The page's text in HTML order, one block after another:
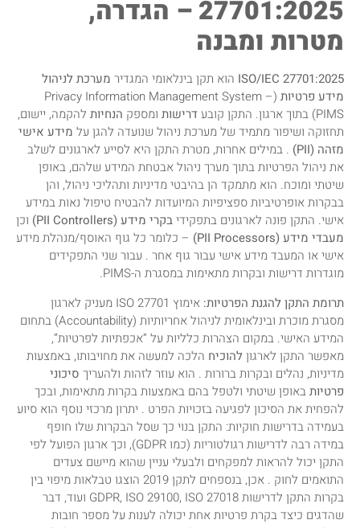
27701:2025 – הגדרה,
מטרות ומבנה
ISO/IEC 27701:2025 הוא תקן בינלאומי המגדיר מערכת לניהול
מידע פרטיות (Privacy Information Management System –
PIMS) בתוך ארגון. התקן קובע
דרישות ומספק הנחיות להקמה, יישום,
תחזוקה ושיפור מתמיד של מערכת ניהול שנועדה להגן על מידע אישי
מזהה (PII)
. במילים אחרות, מטרת התקן היא לסייע לארגונים לשלב
את ניהול הפרטיות בתוך מערך ניהול אבטחת המידע שלהם, באופן
שיטתי ומוכח. הוא מתמקד הן בהיבטי מדיניות ותהליכי ניהול, והן
בבקרות אופרטיביות ספציפיות המיועדות להבטיח טיפול נאות במידע
אישי. התקן פונה לארגונים בתפקידיבקרי מידע (PII Controllers)
וכן
מעבדי מידע (PII Processors)
– כלומר כל גוף האוסף/מנהלת מידע
אישי או המעבד מידע אישי עבור גוף אחר . עבור שני התפקידים
מוגדרות דרישות ובקרות מתאימות במסגרת ה-PIMS.
תרומת התקן להגנת הפרטיות:
אימוץ ISO 27701 מעניק לארגון
מסגרת מוכרת ובינלאומית לניהול אחריותיות (Accountability) בתחום
המידע האישי. במקום הצהרות כלליות על “אכפתיות לפרטיות”,
מאפשר התקן לארגון להוכיח הלכה למעשה את מחויבותו, באמצעות
מדיניות, נהלים ובקרות ברורות . הוא עוזר לזהות ולהעריך סיכוני
פרטיותבאופן שיטתי ולטפל בהם באמצעות בקרות מתאימות, ובכך
להפחית את הסיכון לפגיעה בזכויות הפרט . יתרון מרכזי נוסף הוא סיוע
בעמידה בדרישות חוקיות: התקן בנוי כך שסל הבקרות שלו חופף
במידה רבה לדרישות רגולטוריות (כמו GDPR), וכך ארגון הפועל לפי
התקן יכול להראות למפקחים ולבעלי עניין שהוא מיישם צעדים
התואמים לחוק . אכן, בנספחים לתקן 2019 הוצגו טבלאות מיפוי בין
בקרות התקן לדרישות GDPR, ISO 29100, ISO 27018 ועוד, דבר
שהדגים כיצד בקרת פרטיות אחת יכולה לענות על מספר חובות